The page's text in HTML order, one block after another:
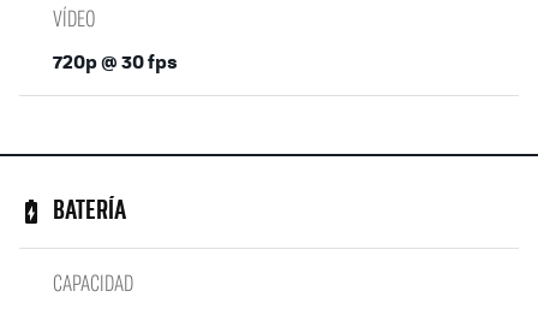
VÍDEO
720p @ 30 fps
BATERÍA
CAPACIDAD